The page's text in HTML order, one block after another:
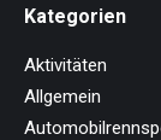
Kategorien
Aktivitäten
Allgemein